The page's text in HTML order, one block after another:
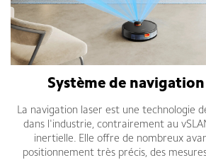
Système de navigation
La navigation laser est une technologie
dans l'industrie, contrairement au
inertielle. Elle offre de nombreux
positionnement très précis, des